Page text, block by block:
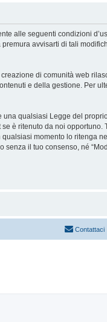
alle seguenti condizioni
avvisarti di tali
creazione di comunità web
e della gestione. Per
qualsiasi Legge del
è ritenuto da noi
momento lo ritenga
il tuo consenso, né
Contattaci